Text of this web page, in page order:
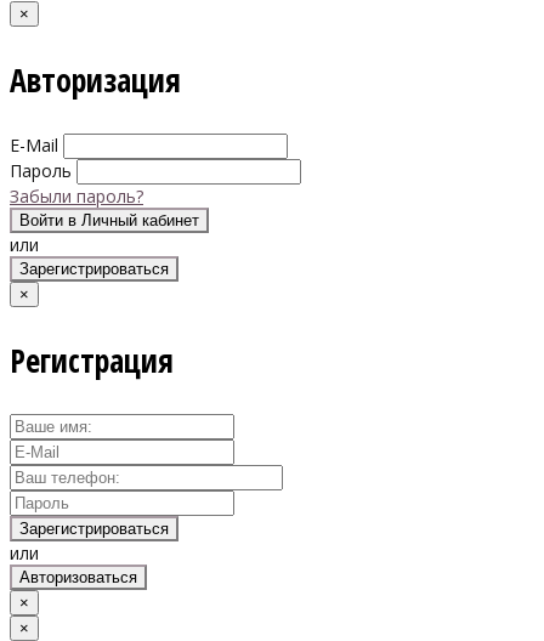
×
Авторизация
E-Mail
Пароль
Забыли пароль?
Войти в Личный кабинет
или
Зарегистрироваться
×
Регистрация
Зарегистрироваться
или
Авторизоваться
×
×